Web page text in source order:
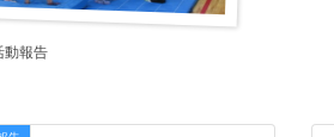
動報告